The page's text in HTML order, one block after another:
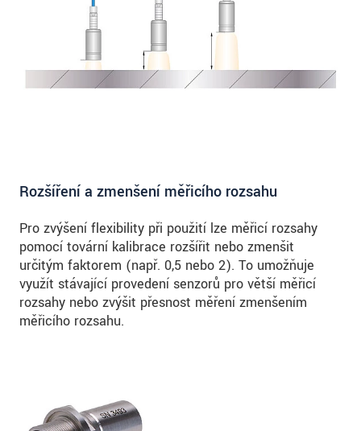
Rozšíření a zmenšení měřicího rozsahu
Pro zvýšení flexibility při použití lze měřicí rozsahy
pomocí tovární kalibrace rozšířit nebo zmenšit
určitým faktorem (např. 0,5 nebo 2). To umožňuje
využít stávající provedení senzorů pro větší měřicí
rozsahy nebo zvýšit přesnost měření zmenšením
měřicího rozsahu.